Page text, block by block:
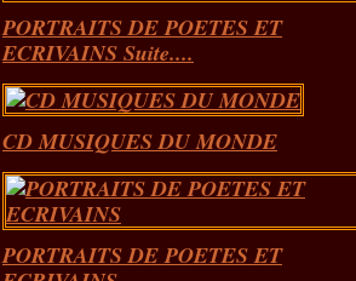
PORTRAITS DE POETES ET
ECRIVAINS Suite....
CD MUSIQUES DU MONDE
PORTRAITS DE POETES ET